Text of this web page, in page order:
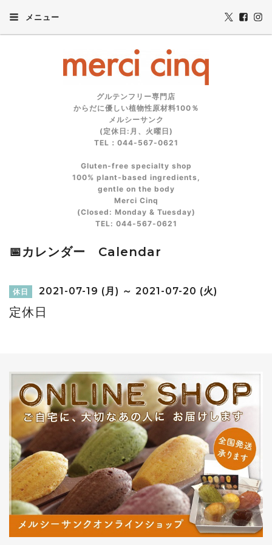
メニュー
グルテンフリー専門店
からだに優しい植物性原材料100％
メルシーサンク
(定休日:月、火曜日)
TEL：044-567-0621
Gluten‑free specialty shop
100% plant‑based ingredients,
gentle on the body
Merci Cinq
(Closed: Monday & Tuesday)
TEL: 044‑567‑0621
📅カレンダー Calendar
休日 2021-07-19 (月) ～ 2021-07-20 (火)
定休日